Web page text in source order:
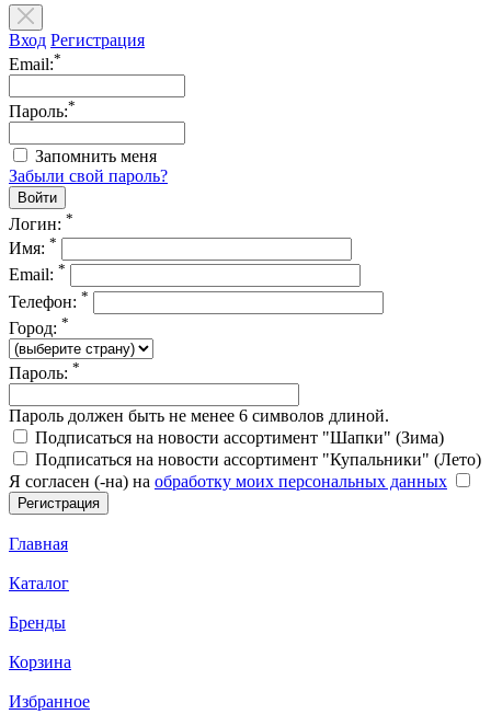
Вход Регистрация
Email:*
Пароль:*
Запомнить меня
Забыли свой пароль?
Логин: *
Имя: *
Email: *
Телефон: *
Город: *
Пароль: *
Пароль должен быть не менее 6 символов длиной.
Подписаться на новости ассортимент "Шапки" (Зима)
Подписаться на новости ассортимент "Купальники" (Лето)
Я согласен (-на) на обработку моих персональных данных
Главная
Каталог
Бренды
Корзина
Избранное